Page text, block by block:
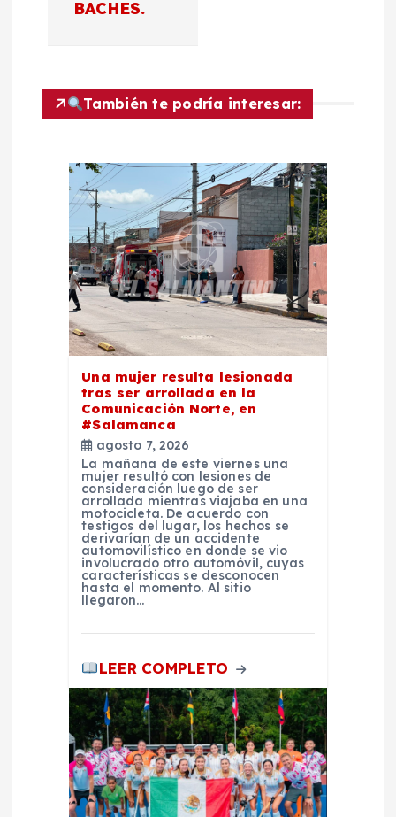
n
BACHES.
También te podría interesar:
Una mujer resulta lesionada
tras ser arrollada en la
Comunicación Norte, en
#Salamanca
agosto 7, 2026
La mañana de este viernes una
mujer resultó con lesiones de
consideración luego de ser
arrollada mientras viajaba en una
motocicleta. De acuerdo con
testigos del lugar, los hechos se
derivarían de un accidente
automovilístico en donde se vio
involucrado otro automóvil, cuyas
características se desconocen
hasta el momento. Al sitio
llegaron…
LEER COMPLETO